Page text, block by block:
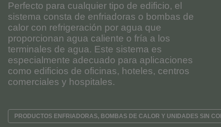
Perfecto para cualquier tipo de edificio, el
sistema consta de enfriadoras o bombas de
calor con refrigeración por agua que
proporcionan agua caliente o fría a los
terminales de agua. Este sistema es
especialmente adecuado para aplicaciones
como edificios de oficinas, hoteles, centros
comerciales y hospitales.
PRODUCTOS ENFRIADORAS, BOMBAS DE CALOR Y UNIDADES SIN